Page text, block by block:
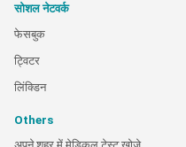
सोशल नेटवर्क
फेसबुक
ट्विटर
लिंक्डिन
Others